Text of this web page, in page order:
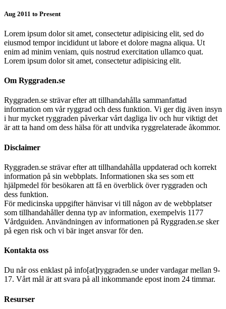
Aug 2011 to Present
Lorem ipsum dolor sit amet, consectetur adipisicing elit, sed do
eiusmod tempor incididunt ut labore et dolore magna aliqua. Ut
enim ad minim veniam, quis nostrud exercitation ullamco quat.
Lorem ipsum dolor sit amet, consectetur adipisicing elit.
Om Ryggraden.se
Ryggraden.se strävar efter att tillhandahålla sammanfattad
information om vår ryggrad och dess funktion. Vi ger dig även insyn
i hur mycket ryggraden påverkar vårt dagliga liv och hur viktigt det
är att ta hand om dess hälsa för att undvika ryggrelaterade åkommor.
Disclaimer
Ryggraden.se strävar efter att tillhandahålla uppdaterad och korrekt
information på sin webbplats. Informationen ska ses som ett
hjälpmedel för besökaren att få en överblick över ryggraden och
dess funktion.
För medicinska uppgifter hänvisar vi till någon av de webbplatser
som tillhandahåller denna typ av information, exempelvis 1177
Vårdguiden. Användningen av informationen på Ryggraden.se sker
på egen risk och vi bär inget ansvar för den.
Kontakta oss
Du når oss enklast på info[at]ryggraden.se under vardagar mellan 9-
17. Vårt mål är att svara på all inkommande epost inom 24 timmar.
Resurser